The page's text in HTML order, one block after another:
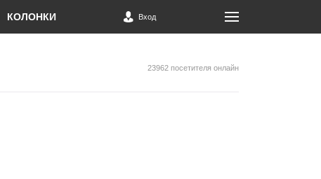
КОЛОНКИ Вход
23962 посетителя онлайн